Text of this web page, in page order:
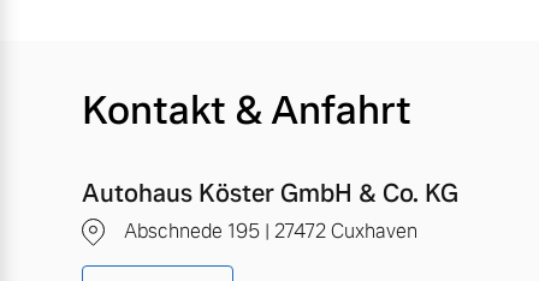
Kontakt & Anfahrt
Autohaus Köster GmbH & Co. KG
Abschnede 195 | 27472 Cuxhaven